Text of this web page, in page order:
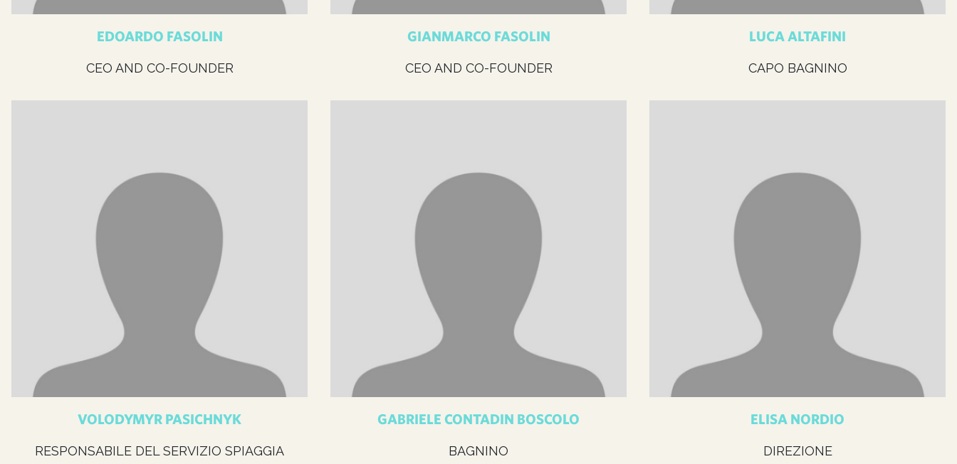
EDOARDO FASOLIN
CEO AND CO-FOUNDER
GIANMARCO FASOLIN
CEO AND CO-FOUNDER
LUCA ALTAFINI
CAPO BAGNINO
VOLODYMYR PASICHNYK
RESPONSABILE DEL SERVIZIO SPIAGGIA
GABRIELE CONTADIN BOSCOLO
BAGNINO
ELISA NORDIO
DIREZIONE